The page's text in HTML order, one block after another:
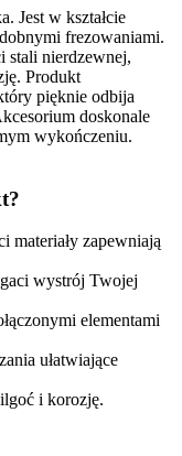
Jest w kształcie
frezowaniami.
stali nierdzewnej,
Produkt
pięknie odbija
doskonale
wykończeniu.
materiały zapewniają
wystrój Twojej
elementami
ułatwiające
i korozję.